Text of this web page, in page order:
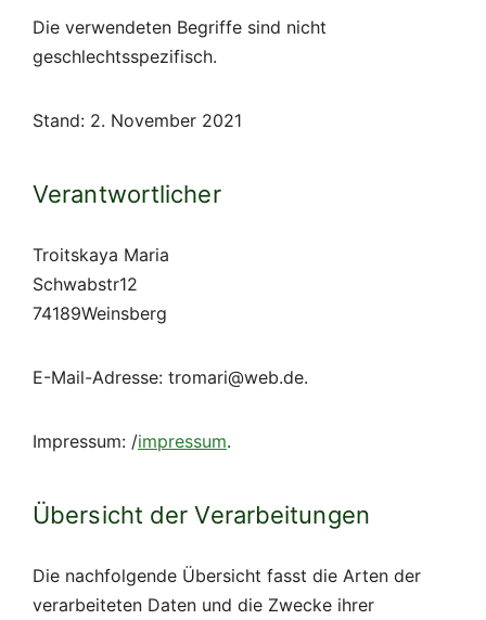
Die verwendeten Begriffe sind nicht
geschlechtsspezifisch.
Stand: 2. November 2021
Verantwortlicher
Troitskaya Maria
Schwabstr12
74189Weinsberg
E-Mail-Adresse: tromari@web.de.
Impressum: /impressum.
Übersicht der Verarbeitungen
Die nachfolgende Übersicht fasst die Arten der
verarbeiteten Daten und die Zwecke ihrer